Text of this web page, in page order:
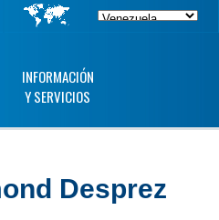
INFORMACIÓN
Y SERVICIOS
Desprez